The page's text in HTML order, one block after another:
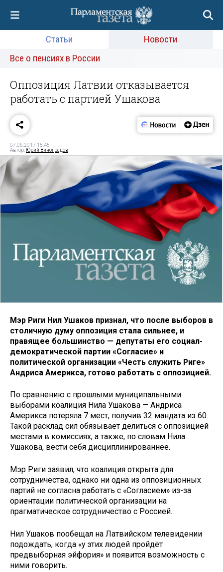
Статьи
Новости
Все о пенсиях в России
Оппозиция Латвии отказывается
работать с партией Ушакова
07.06.2017 15:45
Автор: Юрий Виноградов
Мэр Риги Нил Ушаков признал, что после выборов в
столичную думу оппозиция стала сильнее, и
правящее большинство — депутаты его социал-
демократической партии «Согласие» и
политической организации «Честь служить Риге»
Андриса Америкса, готово работать с оппозицией.
По сравнению с прошлыми муниципальными
выборами коалиция Нила Ушакова — Андриса
Америкса потеряла 7 мест, получив 32 мандата из 60.
Такой расклад сил обязывает делиться с оппозицией
местами в комиссиях, а также, по словам Нила
Ушакова, вести себя дисциплинированнее.
Мэр Риги заявил, что коалиция открыта для
сотрудничества, однако ни одна из оппозиционных
партий не согласна работать с «Согласием» из-за
ориентации политической организации на
прагматическое сотрудничество с Россией.
Нил Ушаков пообещал на Латвийском телевидении
подождать, когда «у этих людей пройдёт
предвыборная эйфория» и появится возможность с
ними говорить.